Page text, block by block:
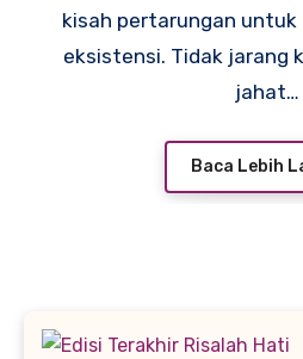
kisah pertarungan
eksistensi. Tidak jarang
jahat…
Baca Lebih